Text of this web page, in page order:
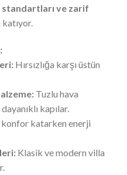
ve zarif
Hırsızlığa karşı üstün
Tuzlu hava
kapılar.
konfor katarken enerji
Klasik ve modern villa